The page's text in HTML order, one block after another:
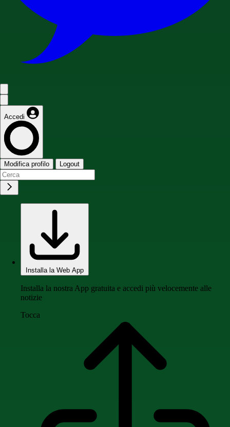
Accedi
Modifica profilo Logout
Installa la Web App
Installa la nostra App gratuita e accedi più velocemente alle
notizie
Tocca